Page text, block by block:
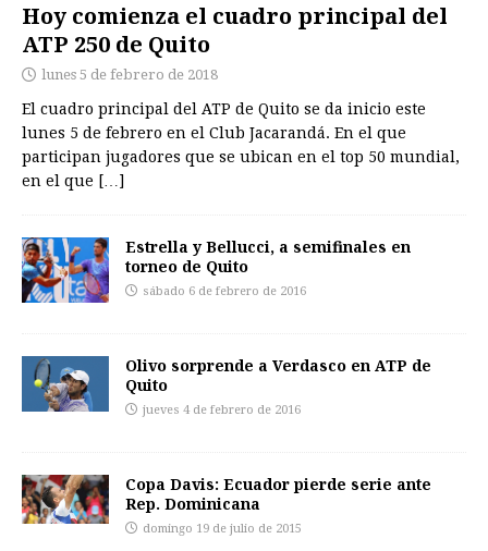
Hoy comienza el cuadro principal del
ATP 250 de Quito
lunes 5 de febrero de 2018
El cuadro principal del ATP de Quito se da inicio este
lunes 5 de febrero en el Club Jacarandá. En el que
participan jugadores que se ubican en el top 50 mundial,
en el que […]
Estrella y Bellucci, a semifinales en
torneo de Quito
sábado 6 de febrero de 2016
Olivo sorprende a Verdasco en ATP de
Quito
jueves 4 de febrero de 2016
Copa Davis: Ecuador pierde serie ante
Rep. Dominicana
domingo 19 de julio de 2015